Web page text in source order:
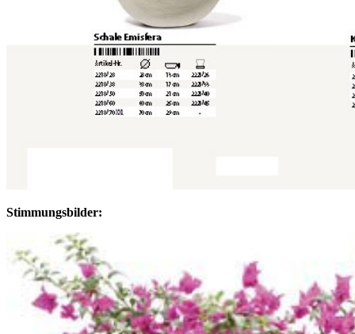
Stimmungsbilder: